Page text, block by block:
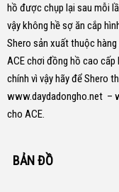
hồ được chụp lại sau mỗi
vậy không hề sợ ăn cắp
Shero sản xuất thuộc
ACE chơi đồng hồ cao
chính vì vậy hãy để Shero
www.daydadongho.net –
cho ACE.
BẢN ĐỒ